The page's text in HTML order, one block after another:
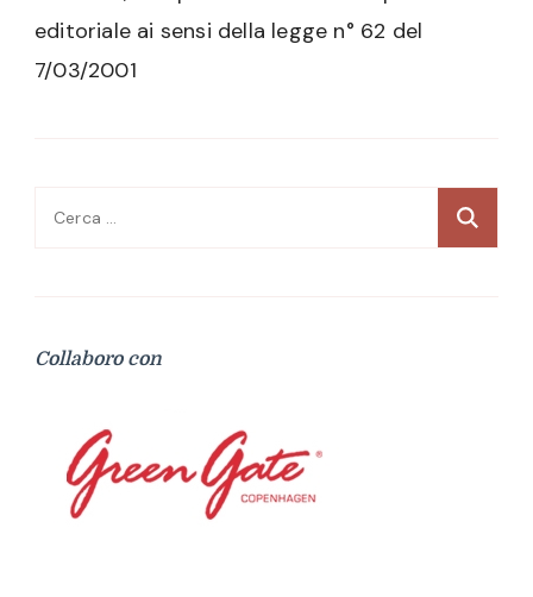
editoriale ai sensi della legge n° 62 del
7/03/2001
Ricerca
Collaboro con